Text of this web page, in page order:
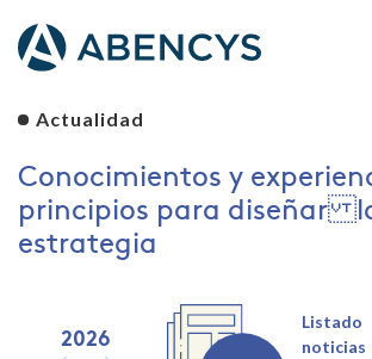
Actualidad
Conocimientos y
principios para diseñar
estrategia
2026 2024 2023 2022
Listado
noticias